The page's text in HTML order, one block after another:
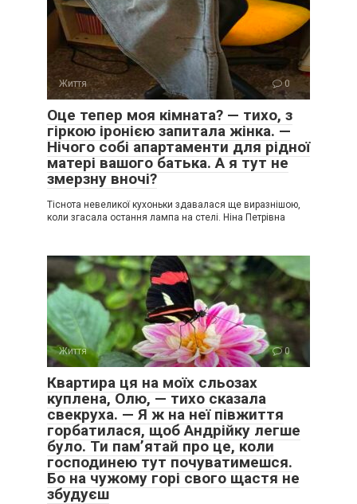
Життя 0
Оце тепер моя кімната? — тихо, з
гіркою іронією запитала жінка. —
Нічого собі апартаменти для рідної
матері вашого батька. А я тут не
змерзну вночі?
Тіснота невеликої кухоньки здавалася ще виразнішою,
коли згасала остання лампа на стелі. Ніна Петрівна
Життя 0
Квартира ця на моїх сльозах
куплена, Олю, — тихо сказала
свекруха. — Я ж на неї півжиття
горбатилася, щоб Андрійку легше
було. Ти пам’ятай про це, коли
господинею тут почуватимешся.
Бо на чужому горі свого щастя не
збудуєш